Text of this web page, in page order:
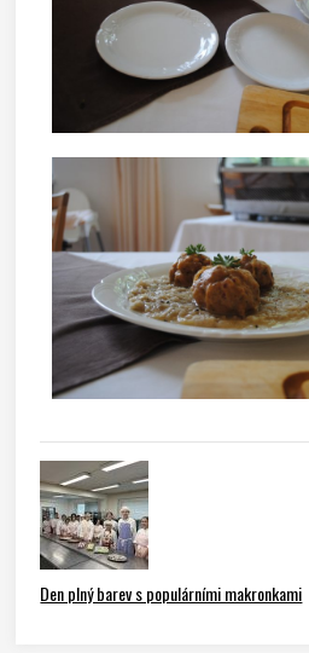
Den plný barev s populárními makronkami